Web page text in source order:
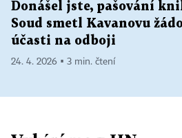
Donášel jste, pašování
Soud smetl Kavanovu
účasti na odboji
24. 4. 2026 ▪ 3 min. čtení